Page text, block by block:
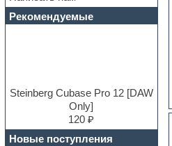
DAW
Disco samples
Dubstep
E-MU Samples
Electric guitar
Рекомендуемые
Steinberg Cubase Pro 12 [DAW
Only]
120 ₽
Новые поступления